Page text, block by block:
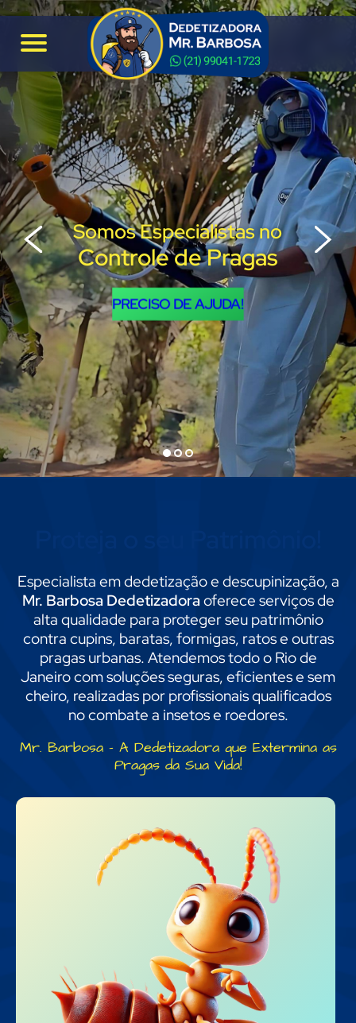
Somos Especialistas no
Controle de Pragas
PRECISO DE AJUDA!
1 23
Especialista em dedetização e descupinização, a
Mr. Barbosa Dedetizadoraoferece serviços de
alta qualidade para proteger seu patrimônio
contra cupins, baratas, formigas, ratos e outras
pragas urbanas. Atendemos todo o Rio de
Janeiro com soluções seguras, eficientes e sem
cheiro, realizadas por profissionais qualificados
no combate a insetos e roedores.
Mr. Barbosa – A Dedetizadora que Extermina as
Pragas da Sua Vida!